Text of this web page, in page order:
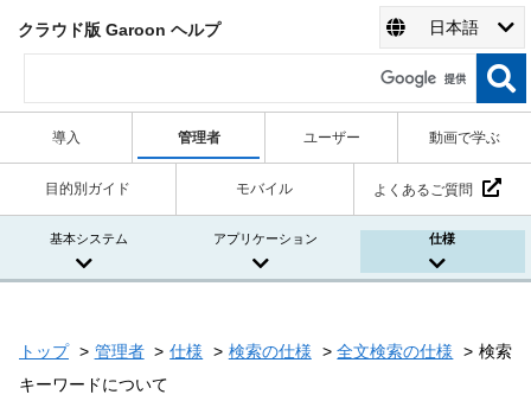
クラウド版 Garoon ヘルプ 日本語
導入 管理者 ユーザー 動画で学ぶ
目的別ガイド モバイル よくあるご質問
基本システム アプリケーション 仕様
トップ 管理者 仕様 検索の仕様 全文検索の仕様
検索
キーワードについて